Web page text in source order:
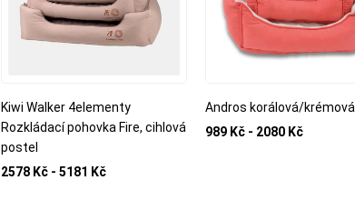
Kiwi Walker 4elementy
Rozkládací pohovka Fire, cihlová
postel
2578 Kč - 5181 Kč
Andros korálová/krémová
989 Kč - 2080 Kč